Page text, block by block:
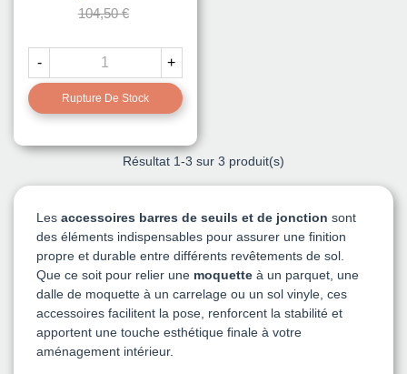
104,50 €
- +
Rupture De Stock
Résultat 1-3 sur 3 produit(s)
Les accessoires barres de seuils et de jonction sont
des éléments indispensables pour assurer une finition
propre et durable entre différents revêtements de sol.
Que ce soit pour relier une moquette à un parquet, une
dalle de moquette à un carrelage ou un sol vinyle, ces
accessoires facilitent la pose, renforcent la stabilité et
apportent une touche esthétique finale à votre
aménagement intérieur.